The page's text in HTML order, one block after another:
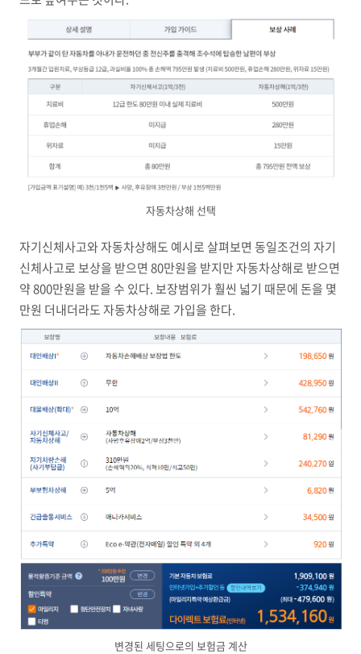
자동차상해 선택
자기신체사고와 자동차상해도 예시로 살펴보면 동일조건의 자기
신체사고로 보상을 받으면 80만원을 받지만 자동차상해로 받으면
약 800만원을 받을 수 있다. 보장범위가 훨씬 넓기 때문에 돈을 몇
만원 더내더라도 자동차상해로 가입을 한다.
변경된 세팅으로의 보험금 계산